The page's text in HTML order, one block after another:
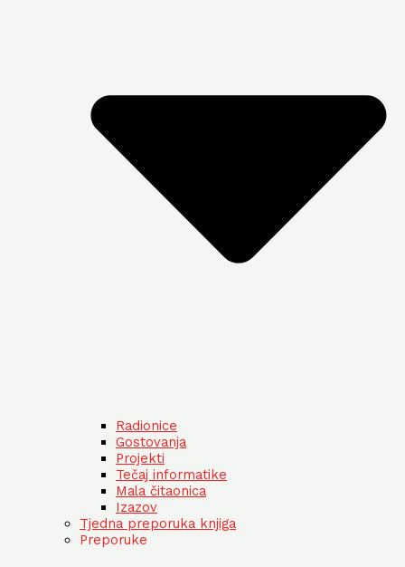
Radionice
Gostovanja
Projekti
Tečaj informatike
Mala čitaonica
Izazov
Tjedna preporuka knjiga
Preporuke